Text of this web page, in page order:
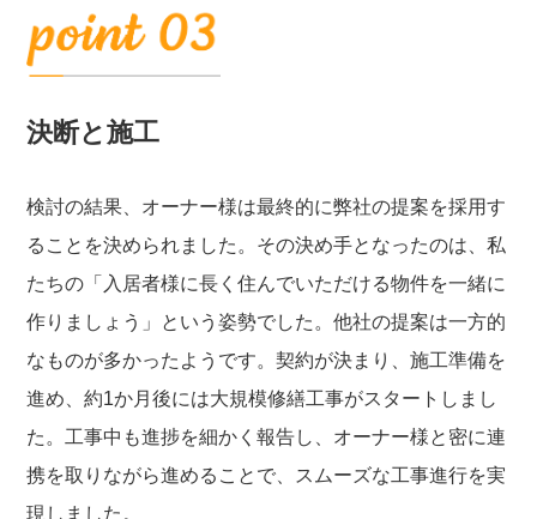
決断と施工
検討の結果、オーナー様は最終的に弊社の提案を採用す
ることを決められました。その決め手となったのは、私
たちの「入居者様に長く住んでいただける物件を一緒に
作りましょう」という姿勢でした。他社の提案は一方的
なものが多かったようです。契約が決まり、施工準備を
進め、約1か月後には大規模修繕工事がスタートしまし
た。工事中も進捗を細かく報告し、オーナー様と密に連
携を取りながら進めることで、スムーズな工事進行を実
現しました。